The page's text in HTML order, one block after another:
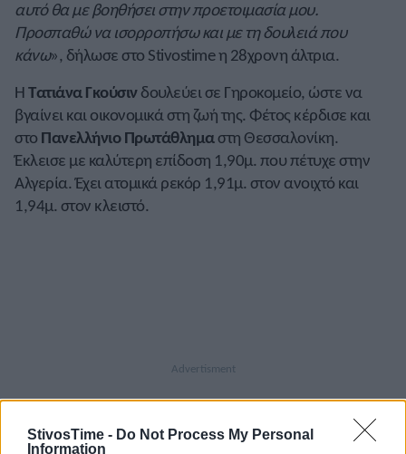
StivosTime - Do Not Process My Personal
Information
αυτό θα με βοηθήσει στην προετοιμασία μου.
Προσπαθώ να ισορροπήσω και με τη δουλειά που
κάνω», δήλωσε στο Stivostime η 28χρονη άλτρια.
ΗΤατιάνα Γκούσινδουλεύει σε Γηροκομείο, ώστε να
βγαίνει και οικονομικά στη ζωή της. Φέτος κέρδισε και
στο Πανελλήνιο Πρωτάθλημαστη Θεσσαλονίκη.
Έκλεισε με καλύτερη επίδοση 1,90μ. που πέτυχε στην
Αλγερία. Έχει ατομικά ρεκόρ 1,91μ. στον ανοιχτό και
1,94μ. στον κλειστό.